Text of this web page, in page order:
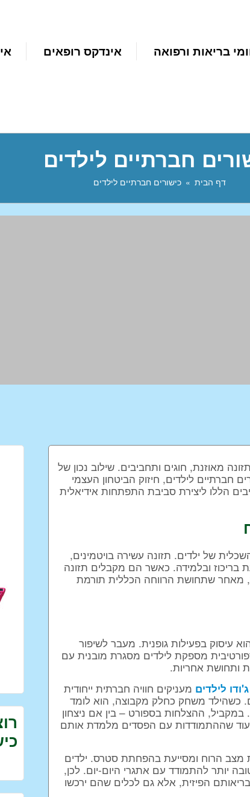
בריאות ורפואה אינדקס רופאים
חברתיים לילדים
דף הבית כישורים חברתיים לילדים
מאוזנת, חוגים ותחביבים. שילוב נכון של
חברתיים לילדים, חיזוק הביטחון העצמי
הללו ליצירת סביבת התפתחות אידיאלית
של ילדים. תזונה עשירה בויטמינים,
בריכוז ובלמידה. כאשר הם מקבלים תזונה
מאחר שתחושת הרווחה הכללית תורמת
עיסוק בפעילות גופנית. מעבר לשיפור
מספקת לילדים מסגרת מובנית עם
ותחושת אחריות.
ג'ודו לילדים מעניקים חוויה חברתית ייחודית
כשהילד משחק כחלק מקבוצה, הוא לומד
ההצלחות בספורט – בין אם ניצחון
שההתמודדות עם הפסדים מלמדת אותם
מצב הרוח ומסייעת בהפחתת סטרס. ילדים
יותר להתמודד עם אתגרי היום-יום. לכן,
הפיזית, אלא גם לכלים שהם ירכשו